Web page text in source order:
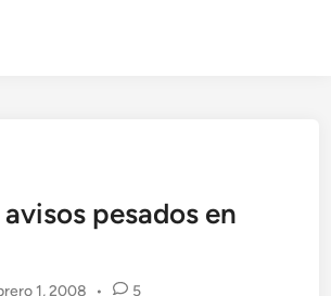
pesados en
1, 2008 • 5